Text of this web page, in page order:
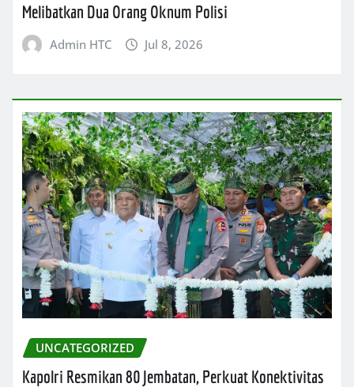
Melibatkan Dua Orang Oknum Polisi
Admin HTC Jul 8, 2026
UNCATEGORIZED
Kapolri Resmikan 80 Jembatan, Perkuat Konektivitas